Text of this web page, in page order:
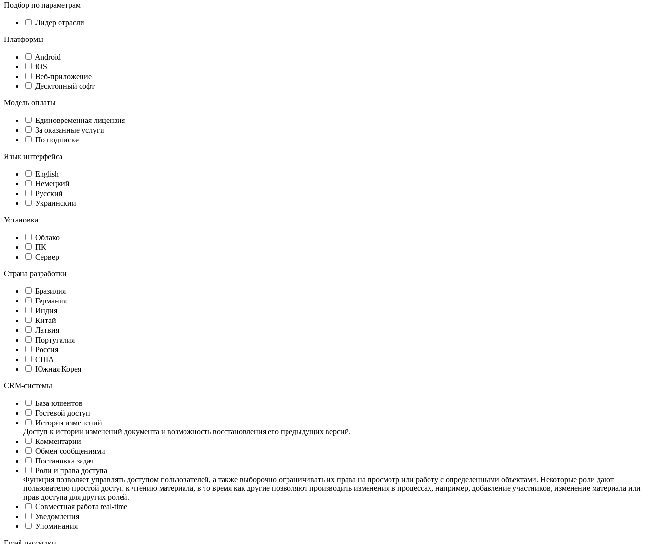
Подбор по параметрам
Лидер отрасли
Платформы
Android
iOS
Веб-приложение
Десктопный софт
Модель оплаты
Единовременная лицензия
За оказанные услуги
По подписке
Язык интерфейса
English
Немецкий
Русский
Украинский
Установка
Облако
ПК
Сервер
Страна разработки
Бразилия
Германия
Индия
Китай
Латвия
Португалия
Россия
США
Южная Корея
CRM-системы
База клиентов
Гостевой доступ
История изменений
Доступ к истории изменений документа и возможность восстановления его предыдущих версий.
Комментарии
Обмен сообщениями
Постановка задач
Роли и права доступа
Функция позволяет управлять доступом пользователей, а также выборочно ограничивать их права на просмотр или работу с определенными объектами. Некоторые роли дают
пользователю простой доступ к чтению материала, в то время как другие позволяют производить изменения в процессах, например, добавление участников, изменение материала или
прав доступа для других ролей.
Совместная работа real-time
Уведомления
Упоминания